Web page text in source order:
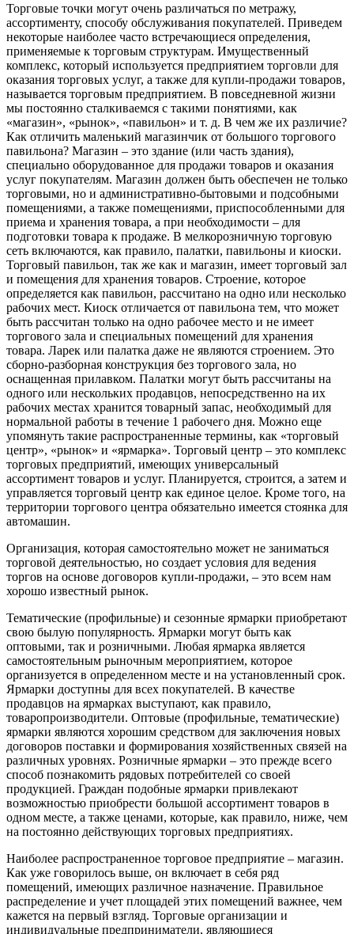
Торговые точки могут очень различаться по метражу,
ассортименту, способу обслуживания покупателей. Приведем
некоторые наиболее часто встречающиеся определения,
применяемые к торговым структурам. Имущественный
комплекс, который используется предприятием торговли для
оказания торговых услуг, а также для купли-продажи товаров,
называется торговым предприятием. В повседневной жизни
мы постоянно сталкиваемся с такими понятиями, как
«магазин», «рынок», «павильон» и т. д. В чем же их различие?
Как отличить маленький магазинчик от большого торгового
павильона? Магазин – это здание (или часть здания),
специально оборудованное для продажи товаров и оказания
услуг покупателям. Магазин должен быть обеспечен не только
торговыми, но и административно-бытовыми и подсобными
помещениями, а также помещениями, приспособленными для
приема и хранения товара, а при необходимости – для
подготовки товара к продаже. В мелкорозничную торговую
сеть включаются, как правило, палатки, павильоны и киоски.
Торговый павильон, так же как и магазин, имеет торговый зал
и помещения для хранения товаров. Строение, которое
определяется как павильон, рассчитано на одно или несколько
рабочих мест. Киоск отличается от павильона тем, что может
быть рассчитан только на одно рабочее место и не имеет
торгового зала и специальных помещений для хранения
товара. Ларек или палатка даже не являются строением. Это
сборно-разборная конструкция без торгового зала, но
оснащенная прилавком. Палатки могут быть рассчитаны на
одного или нескольких продавцов, непосредственно на их
рабочих местах хранится товарный запас, необходимый для
нормальной работы в течение 1 рабочего дня. Можно еще
упомянуть такие распространенные термины, как «торговый
центр», «рынок» и «ярмарка». Торговый центр – это комплекс
торговых предприятий, имеющих универсальный
ассортимент товаров и услуг. Планируется, строится, а затем и
управляется торговый центр как единое целое. Кроме того, на
территории торгового центра обязательно имеется стоянка для
автомашин.
Организация, которая самостоятельно может не заниматься
торговой деятельностью, но создает условия для ведения
торгов на основе договоров купли-продажи, – это всем нам
хорошо известный рынок.
Тематические (профильные) и сезонные ярмарки приобретают
свою былую популярность. Ярмарки могут быть как
оптовыми, так и розничными. Любая ярмарка является
самостоятельным рыночным мероприятием, которое
организуется в определенном месте и на установленный срок.
Ярмарки доступны для всех покупателей. В качестве
продавцов на ярмарках выступают, как правило,
товаропроизводители. Оптовые (профильные, тематические)
ярмарки являются хорошим средством для заключения новых
договоров поставки и формирования хозяйственных связей на
различных уровнях. Розничные ярмарки – это прежде всего
способ познакомить рядовых потребителей со своей
продукцией. Граждан подобные ярмарки привлекают
возможностью приобрести большой ассортимент товаров в
одном месте, а также ценами, которые, как правило, ниже, чем
на постоянно действующих торговых предприятиях.
Наиболее распространенное торговое предприятие – магазин.
Как уже говорилось выше, он включает в себя ряд
помещений, имеющих различное назначение. Правильное
распределение и учет площадей этих помещений важнее, чем
кажется на первый взгляд. Торговые организации и
индивидуальные предприниматели, являющиеся